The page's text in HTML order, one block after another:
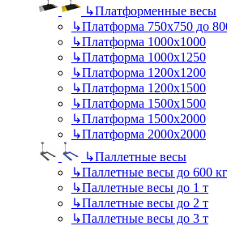
↳Платформенные весы
↳Платформа 750х750 до
↳Платформа 1000х1000
↳Платформа 1000х1250
↳Платформа 1200х1200
↳Платформа 1200х1500
↳Платформа 1500х1500
↳Платформа 1500х2000
↳Платформа 2000х2000
↳Паллетные весы
↳Паллетные весы до 600 кг
↳Паллетные весы до 1 т
↳Паллетные весы до 2 т
↳Паллетные весы до 3 т